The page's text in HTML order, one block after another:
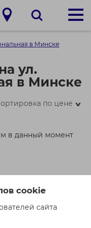
cookie
сайта
в Минске
ул.
в Минске
по цене>
в данный момент